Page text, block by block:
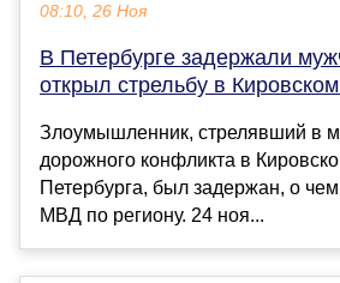
08:10, 26 Ноя
В Петербурге задержали
открыл стрельбу в
Злоумышленник, стрелявший в
дорожного конфликта в
Петербурга, был задержан, о чем
МВД по региону. 24 ноя...